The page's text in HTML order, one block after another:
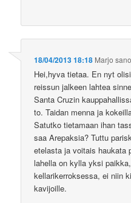
18/04/2013 18:18 Marjo
Hei,hyva tietaa. En nyt
reissun jalkeen lahtea
Santa Cruzin
to. Taidan menna ja
Satutko tietamaan ihan
saa Arepaksia? Tuttu
etelasta ja voitais haukata
lahella on kylla yksi
kellarikerroksessa, ei niin
kavijoille.